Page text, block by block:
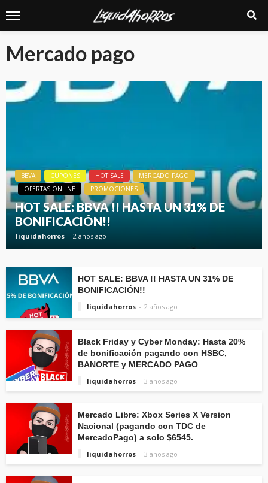
Mercado pago
BBVA CUPONES HOT SALE
MERCADO PAGO
OFERTAS ONLINE
PROMOCIONES
HOT SALE: BBVA !! HASTA UN 31% DE
BONIFICACIÓN!!
liquidahorros 2 años ago
HOT SALE: BBVA !! HASTA UN 31% DE
BONIFICACIÓN!!
liquidahorros
2 años ago
Black Friday y Cyber Monday: Hasta 20%
de bonificación pagando con HSBC,
BANORTE y MERCADO PAGO
liquidahorros
3 años ago
Mercado Libre: Xbox Series X Version
Nacional (pagando con TDC de
MercadoPago) a solo $6545.
liquidahorros
3 años ago